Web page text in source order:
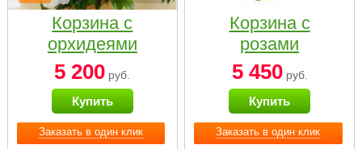
Заказать в один клик
Корзина с
орхидеями
малая
5 200 руб.
Купить
Заказать в один клик
Корзина с
розами
«Красный
Париж»
5 450руб.
Купить